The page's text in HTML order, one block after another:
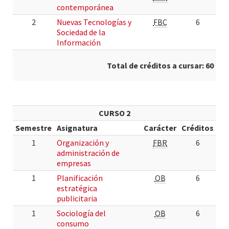
contemporánea
2
Nuevas Tecnologías y
Sociedad de la
Información
FBC 6
Total de créditos a cursar: 60
CURSO 2
Semestre Asignatura Carácter Créditos
1
Organización y
administración de
empresas
FBR 6
1
Planificación
estratégica
publicitaria
OB 6
1
Sociología del
consumo
OB 6